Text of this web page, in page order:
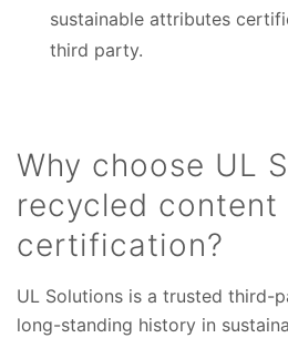
sustainable attributes
third party.
Why choose UL
recycled content
certification?
UL Solutions is a trusted third-
long-standing history in